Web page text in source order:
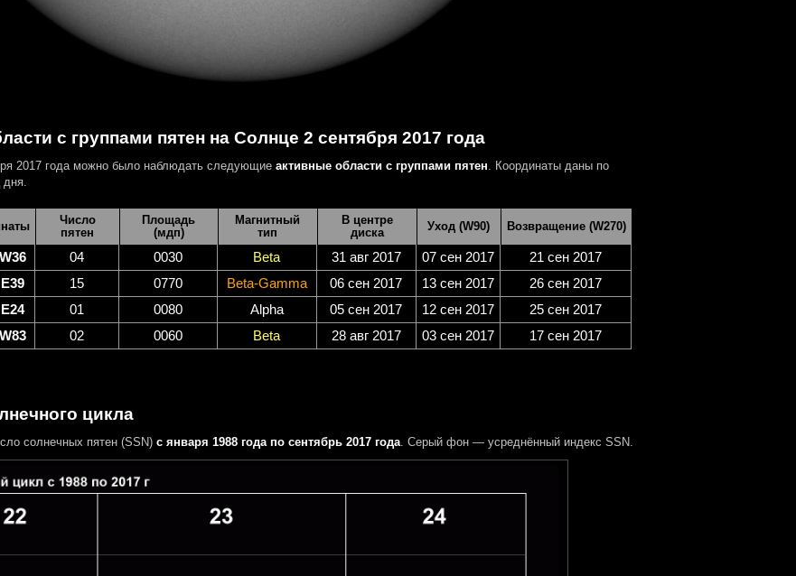
с группами пятен на Солнце 2 сентября 2017 года
2017 года можно было наблюдать следующие активные области с группами пятен . Координаты даны по
Число
пятен
Площадь
(мдп)
Магнитный
тип
В центре
диска
Уход (W90) Возвращение (W270)
W36 04 0030 Beta 31 авг 2017 07 сен 2017
21 сен 2017
E39 15 0770 Beta-Gamma 06 сен 2017 13 сен 2017
26 сен 2017
E24 01 0080 Alpha 05 сен 2017 12 сен 2017
25 сен 2017
W83 02 0060 Beta 28 авг 2017 03 сен 2017 17 сен 2017
цикла
солнечных пятен (SSN) с января 1988 года по сентябрь 2017 года. Серый фон — усреднённый индекс SSN.